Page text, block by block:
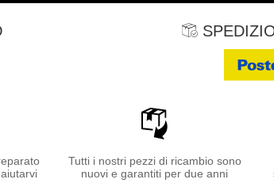
Tutti i nostri pezzi di ricambio sono
nuovi e garantiti per due anni